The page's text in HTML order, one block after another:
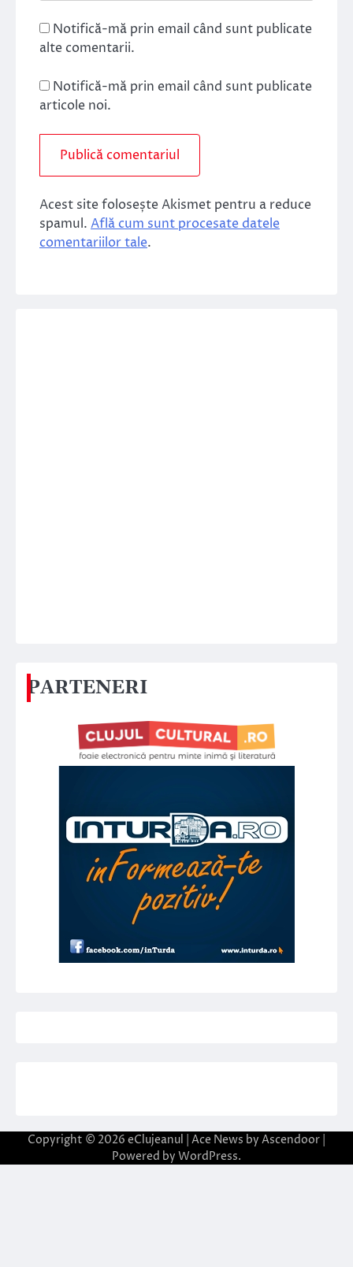
Notifică-mă prin email când sunt publicate
alte comentarii.
Notifică-mă prin email când sunt publicate
articole noi.
Acest site folosește Akismet pentru a reduce
spamul. Află cum sunt procesate datele
comentariilor tale.
PARTENERI
Copyright © 2026 eClujeanul | Ace News by Ascendoor
Powered by WordPress.